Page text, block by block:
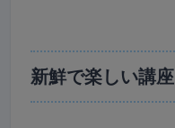
新鮮で楽しい講座